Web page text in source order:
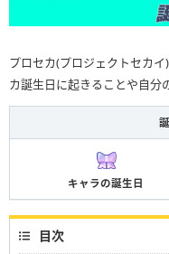
プロセカ(プロジェクトセカ
カ誕生日に起きることや自分
キャラの誕生日
目次